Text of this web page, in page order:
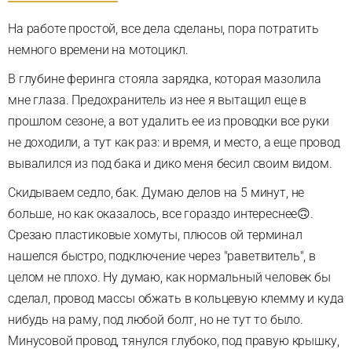
На работе простой, все дела сделаны, пора потратить
немного времени на мотоцикл.
В глубине феринга стояла зарядка, которая мазолила
мне глаза. Предохранитель из нее я вытащил еще в
прошлом сезоне, а вот удалить ее из проводки все руки
не доходили, а тут как раз: и время, и место, а еще провод
вывалился из под бака и дико меня бесил своим видом.
Скидываем седло, бак. Думаю делов на 5 минут, не
больше, но как оказалось, все гораздо интереснее🙃.
Срезаю пластиковые хомуты, плюсов ой терминал
нашелся быстро, подключение через "раветвитель", в
целом не плохо. Ну думаю, как нормальный человек бы
сделал, провод массы обжать в кольцевую клемму и куда
нибудь на раму, под любой болт, но не тут то было.
Минусовой провод, тянулся глубоко, под правую крышку,